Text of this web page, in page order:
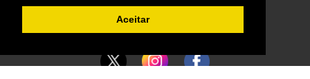
Aceitar
Acompanhe o BARESSP